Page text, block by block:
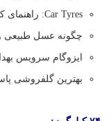
Car Tyres: راهنمای کامل خرید تایر
چگونه عسل طبیعی
ایزوگام سرویس
بهترین گلفروشی